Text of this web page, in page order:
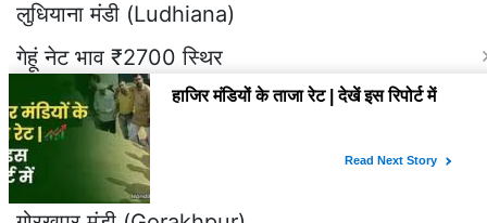
लुधियाना मंडी (Ludhiana)
गेहूं नेट भाव ₹2700 स्थिर
कोटकपुरा मंडी (Kotakpura)
गेहूं भाव ₹2600 स्थिर